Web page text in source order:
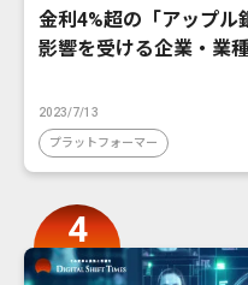
金利4%超の「アップル
影響を受ける企業・業
2023/7/13
プラットフォーマー